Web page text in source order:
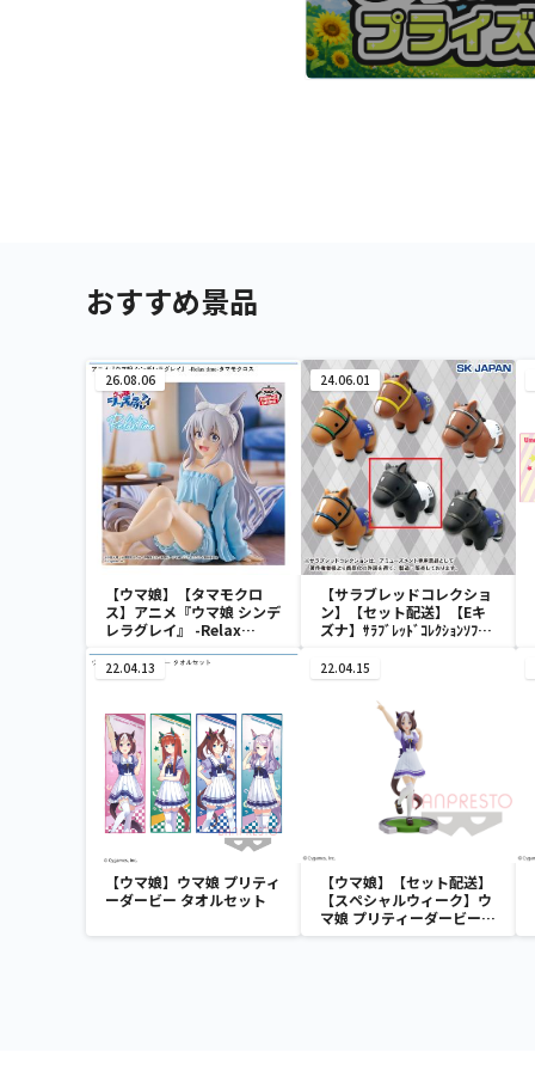
おすすめ景品
26.08.06
【ウマ娘】【タマモクロ
ス】アニメ『ウマ娘 シンデ
レラグレイ』 -Relax
24.06.01
【サラブレッドコレクショ
ン】【セット配送】【Eキ
ズナ】ｻﾗﾌﾞﾚｯﾄﾞｺﾚｸｼｮﾝｿﾌﾋﾞ
22.04.13
【ウマ娘】ウマ娘 プリティ
ーダービー タオルセット
22.04.15
【ウマ娘】【セット配送】
【スペシャルウィーク】ウ
マ娘 プリティーダービー
スペシャルウィーク フィギ